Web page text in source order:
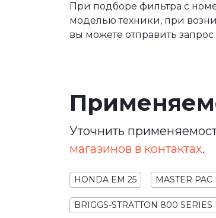
При подборе фильтра с
моделью техники, при
вы можете отправить запрос
Уточнить
магазинов в контактах.
HONDA EM 25 MASTER
BRIGGS-STRATTON 800